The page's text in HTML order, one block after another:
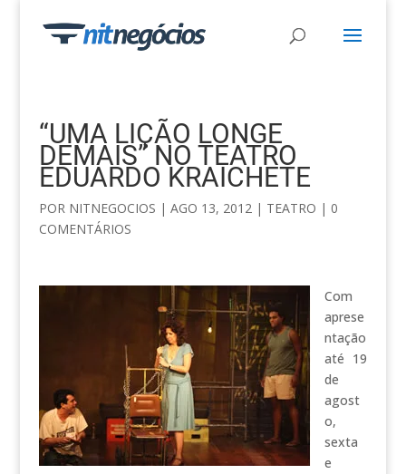
“UMA LIÇÃO LONGE
DEMAIS” NO TEATRO
EDUARDO KRAICHETE
POR NITNEGOCIOS | AGO 13, 2012| TEATRO | 0
COMENTÁRIOS
Com
aprese
ntação
até 19
de
agost
o,
sexta
e